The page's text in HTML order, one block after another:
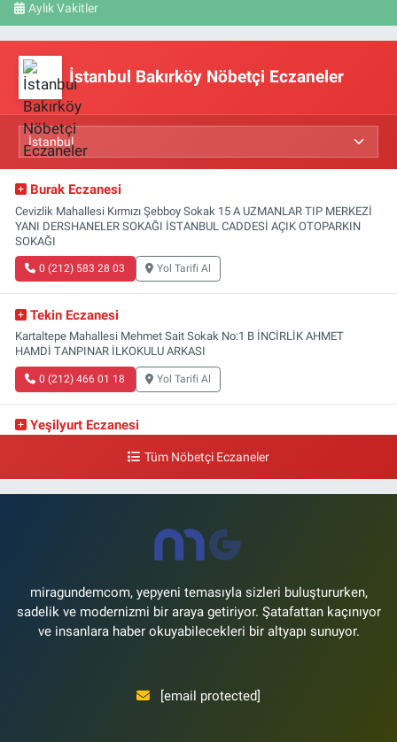
Aylık Vakitler
İstanbul Bakırköy Nöbetçi Eczaneler
Burak Eczanesi
Cevizlik Mahallesi Kırmızı Şebboy Sokak 15 A UZMANLAR TIP MERKEZİ
YANI DERSHANELER SOKAĞI İSTANBUL CADDESİ AÇIK OTOPARKIN
SOKAĞI
0 (212) 583 28 03 Yol Tarifi Al
Tekin Eczanesi
Kartaltepe Mahallesi Mehmet Sait Sokak No:1 B İNCİRLİK AHMET
HAMDİ TANPINAR İLKOKULU ARKASI
0 (212) 466 01 18 Yol Tarifi Al
Yeşilyurt Eczanesi
Şenlikköy Mahallesi Eski Halkalı Caddesi 33 Akvaryum Yanı Akua Florya
0 (212) 574 24 20
Tüm Nöbetçi Eczaneler
miragundemcom, yepyeni temasıyla sizleri buluştururken,
sadelik ve modernizmi bir araya getiriyor. Şatafattan kaçınıyor
ve insanlara haber okuyabilecekleri bir altyapı sunuyor.
[email protected]